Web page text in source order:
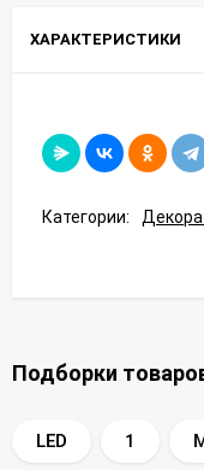
ХАРАКТЕРИСТИКИ
Категории:
Подборки
LED 1